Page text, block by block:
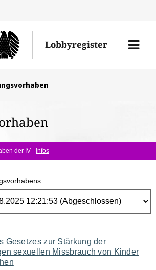
Lobbyregister
Menü
der IV - Infos
Gesetzes zur Stärkung der
sexuellen Missbrauch von Kinder